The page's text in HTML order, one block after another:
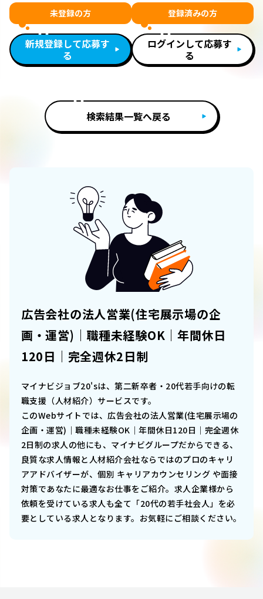
未登録の方
新規登録して応募す
る
登録済みの方
ログインして応募す
る
検索結果一覧へ戻る
広告会社の法人営業(住宅展示場の企
画・運営)｜職種未経験OK｜年間休日
120日｜完全週休2日制
マイナビジョブ20'sは、第二新卒者・20代若手向けの転
職支援（人材紹介）サービスです。
このWebサイトでは、広告会社の法人営業(住宅展示場の
企画・運営)｜職種未経験OK｜年間休日120日｜完全週休
2日制の求人の他にも、マイナビグループだからできる、
良質な求人情報と人材紹介会社ならではのプロのキャリ
アアドバイザーが、個別 キャリアカウンセリング や面接
対策であなたに最適なお仕事をご紹介。求人企業様から
依頼を受けている求人も全て「20代の若手社会人」を必
要としている求人となります。お気軽にご相談ください。